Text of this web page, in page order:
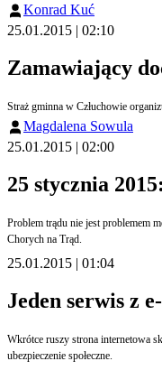
Konrad Kuć
25.01.2015 | 02:10
Zamawiający
Straż gminna w Człuchowie
Magdalena Sowula
25.01.2015 | 02:00
25 stycznia
Problem trądu nie jest problemem medycznym, ale społecznym - przekonuje Anna Sułkowska z Sekretariatu Misyjnego
Chorych na Trąd.
25.01.2015 | 01:04
Jeden serwis z
Wkrótce ruszy strona internetowa skupiająca w jednym miejscu usługi e-administracji, a w urzędach pojawią się nowe ułatwienia. Chodzi m.in. o złożenie deklaracji podatkowej, założenie działalności gospodarczej i
ubezpieczenie społeczne.